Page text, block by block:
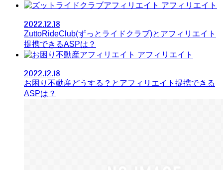
アフィリエイト
2022.12.18
ZuttoRideClub(ずっとライドクラブ)とアフィリエイト
提携できるASPは？
アフィリエイト
2022.12.18
お困り不動産どうする？とアフィリエイト提携できる
ASPは？